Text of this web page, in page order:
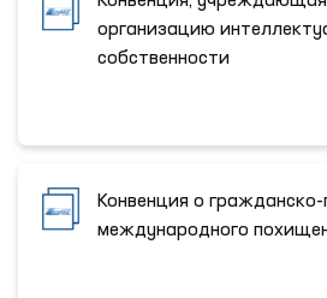
организацию
собственности
Конвенция о
международного